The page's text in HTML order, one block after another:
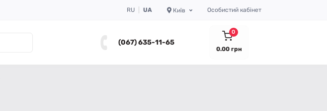
RU UA Київ Особистий кабінет
(067) 635-11-65
0
0.00 грн